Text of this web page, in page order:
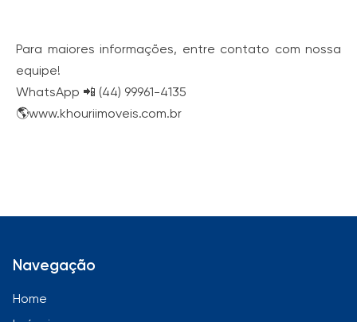
Para maiores informações, entre contato com nossa
equipe!
WhatsApp 📲 (44) 99961-4135
🌎www.khouriimoveis.com.br
Navegação
Home